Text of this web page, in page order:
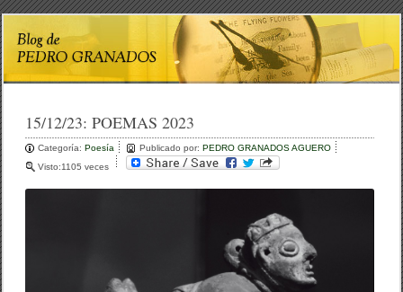
15/12/23:POEMAS 2023
Categoría:Poesía Publicado por:PEDRO GRANADOS AGUERO
Visto:1105 veces